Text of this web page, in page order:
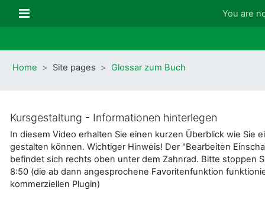
Side panel You are
Home Site pages Glossar zum Buch
Kursgestaltung - Informationen hinterlegen
In diesem Video erhalten Sie einen kurzen Überblick wie Sie
gestalten können. Wichtiger Hinweis! Der "Bearbeiten
befindet sich rechts oben unter dem Zahnrad. Bitte stoppen
8:50 (die ab dann angesprochene Favoritenfunktion
kommerziellen Plugin)